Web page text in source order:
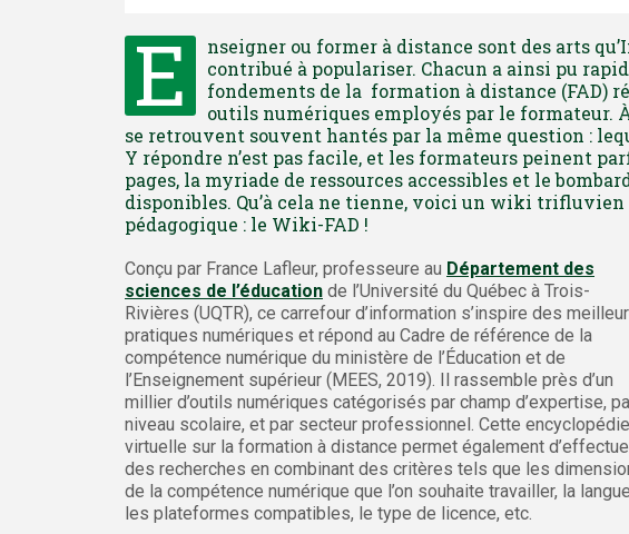
E
nseigner ou former à distance sont des arts
contribué à populariser. Chacun a ainsi pu
fondements de la formation à distance (FAD)
outils numériques employés par le formateur.
se retrouvent souvent hantés par la même question :
Y répondre n’est pas facile, et les formateurs peinent
pages, la myriade de ressources accessibles et le
disponibles. Qu’à cela ne tienne, voici un wiki
pédagogique : le Wiki-FAD !
Conçu par France Lafleur, professeure au Département des
sciences de l’éducation de l’Université du Québec à Trois-
Rivières (UQTR), ce carrefour d’information s’inspire des
pratiques numériques et répond au Cadre de référence de la
compétence numérique du ministère de l’Éducation et de
l’Enseignement supérieur (MEES, 2019). Il rassemble près d’un
millier d’outils numériques catégorisés par champ d’expertise,
niveau scolaire, et par secteur professionnel. Cette encyclopédie
virtuelle sur la formation à distance permet également
des recherches en combinant des critères tels que les
de la compétence numérique que l’on souhaite travailler, la
les plateformes compatibles, le type de licence, etc.